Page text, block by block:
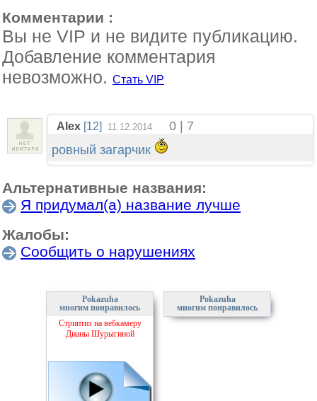
Комментарии :
Вы не VIP и не видите публикацию.
Добавление комментария
невозможно. Стать VIP
Alex [12] 11.12.2014
0 | 7
ровный загарчик
Альтернативные названия:
Я придумал(а) название лучше
Жалобы:
Сообщить о нарушениях
Pokazuha
многим понравилось
Стриптиз на вебкамеру
Дианы Шурыгиной
Pokazuha
многим понравилось